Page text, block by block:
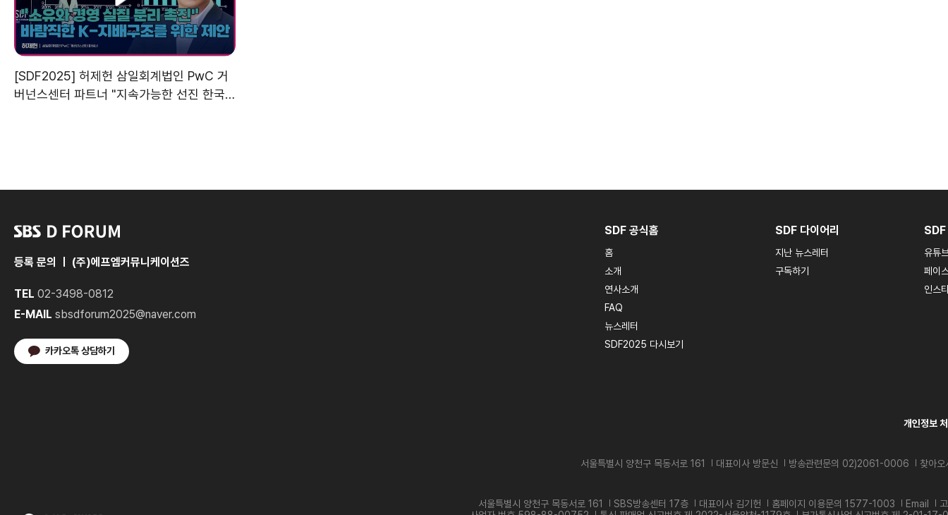
[SDF2025] 허제헌 삼일회계법인 PwC 거
버넌스센터 파트너 "지속가능한 선진 한국
등록 문의 ㅣ (주)에프엠커뮤니케이션즈
TEL 02-3498-0812
E-MAIL sbsdforum2025@naver.com
카카오톡 상담하기
SDF 공식홈
홈
소개
연사소개
FAQ
뉴스레터
SDF2025 다시보기
SDF 다이어리
지난 뉴스레터
구독하기
유튜
페이
인스
개인정보
서울특별시 양천구 목동서로 161 대표이사 방문신 방송관련문의 02)2061-0006 찾아오
서울특별시 양천구 목동서로 161 SBS방송센터 17층 대표이사 김기헌 홈페이지 이용문의 1577-1003 Email